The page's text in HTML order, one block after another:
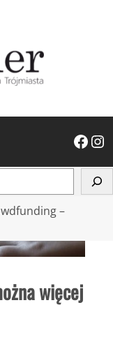
Facebook Instagram
–
więcej